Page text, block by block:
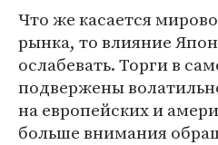
Что же касается
рынка, то влияние
ослабевать. Торги в
подвержены
на европейских и
больше внимания